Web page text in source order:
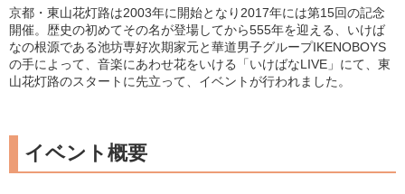
京都・東山花灯路は2003年に開始となり2017年には第15回の記念
開催。歴史の初めてその名が登場してから555年を迎える、いけば
なの根源である池坊専好次期家元と華道男子グループIKENOBOYS
の手によって、音楽にあわせ花をいける「いけばなLIVE」にて、東
山花灯路のスタートに先立って、イベントが行われました。
イベント概要